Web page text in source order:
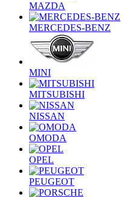
MAZDA
MERCEDES-BENZ
MINI
MITSUBISHI
NISSAN
OMODA
OPEL
PEUGEOT